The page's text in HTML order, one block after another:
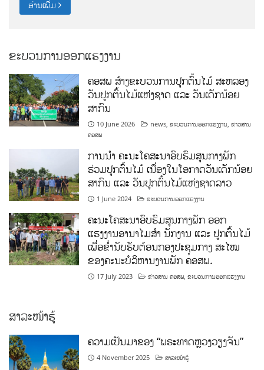
ອ່ານເພີ່ມ
ຂະບວນການອອກແຮງງານ
ຄອສພ ສ້າງຂະບວນການປູກຕົ້ນໄມ້ ສະຫລອງ
ວັນປູກຕົ້ນໄມ້ແຫ່ງຊາດ ແລະ ວັນເດັກນ້ອຍ
ສາກົນ
10 June 2026 news ,ຂະບວນການອອກແຮງງານ ,ຂ່າວສານ
ຄອສພ
ການນໍາ ຄະນະໂຄສະນາອົບຮົມສູນກາງພັກ
ຮ່ວມປູກຕົ້ນໄມ້ ເນື່ອງໃນໂອກາດວັນເດັກນ້ອຍ
ສາກົນ ແລະ ວັນປູກຕົ້ນໄມ້ແຫ່ງຊາດລາວ
1 June 2024 ຂະບວນການອອກແຮງງານ
ຄະນະໂຄສະນາອົບຮົມສູນກາງພັກ ອອກ
ແຮງງານອານາໄມສໍາ ນັກງານ ແລະ ປູກຕົ້ນໄມ້
ເພື່ອຂໍ່ານັບຮັບຕ້ອນກອງປະຊຸມກາງ ສະໄໝ
ຂອງຄະນະບໍລິຫານງານພັກ ຄອສພ.
17 July 2023 ຂ່າວສານ ຄອສພ ,ຂະບວນການອອກແຮງງານ
ສາລະໜ້າຮູ້
ຄວາມເປັນມາຂອງ “ພຣະທາດຫຼວງວຽງຈັນ”
4 November 2025 ສາລະໜ້າຮູ້